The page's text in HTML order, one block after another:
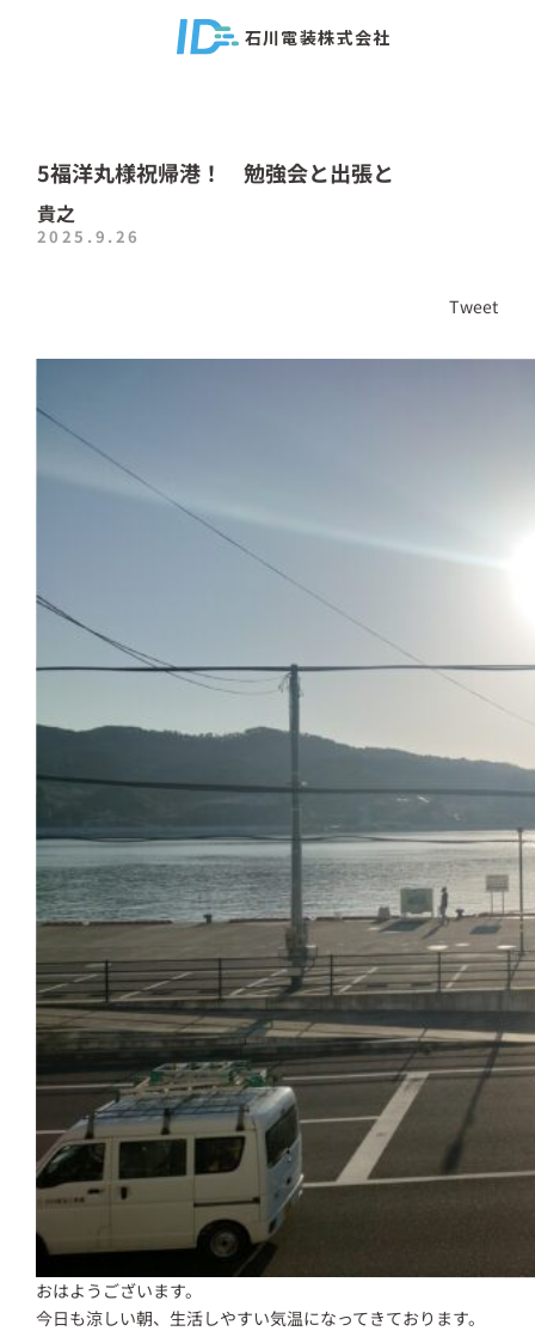
石川電装株式会社
5福洋丸様祝帰港！ 勉強会と出張と
貴之
2025.9.26
Tweet
おはようございます。
今日も涼しい朝、生活しやすい気温になってきております。